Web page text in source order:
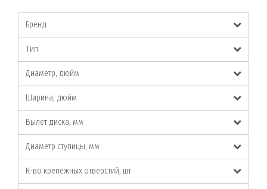
Бренд
Тип
Диаметр, дюйм
Ширина, дюйм
Вылет диска, мм
Диаметр ступицы, мм
К-во крепежных отверстий, шт